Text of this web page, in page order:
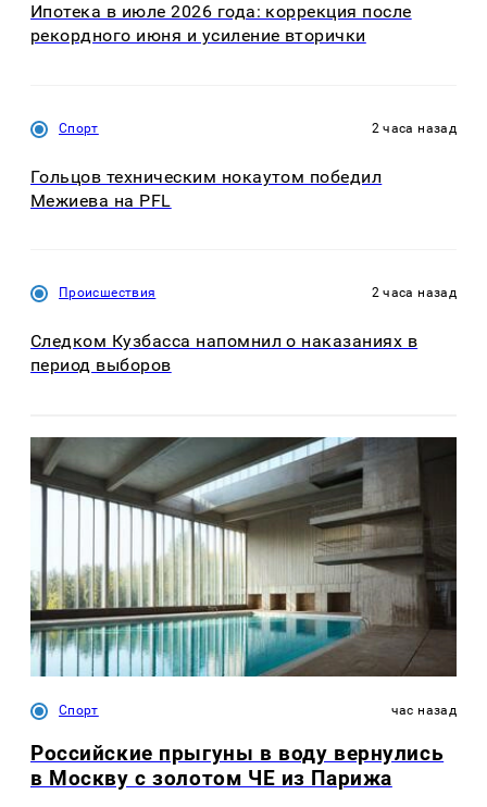
Ипотека в июле 2026 года: коррекция после
рекордного июня и усиление вторички
Спорт 2 часа назад
Гольцов техническим нокаутом победил
Межиева на PFL
Происшествия 2 часа назад
Следком Кузбасса напомнил о наказаниях в
период выборов
Спорт час назад
Российские прыгуны в воду вернулись
в Москву с золотом ЧЕ из Парижа